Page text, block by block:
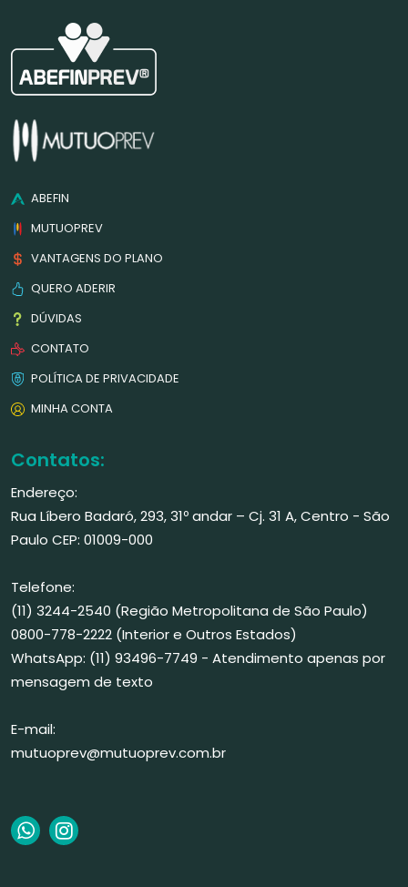
ABEFIN
MUTUOPREV
VANTAGENS DO PLANO
QUERO ADERIR
DÚVIDAS
CONTATO
POLÍTICA DE PRIVACIDADE
MINHA CONTA
Contatos:
Endereço:
Rua Líbero Badaró, 293, 31º andar – Cj. 31 A, Centro - São
Paulo CEP: 01009-000
Telefone:
(11) 3244-2540 (Região Metropolitana de São Paulo)
0800-778-2222 (Interior e Outros Estados)
WhatsApp: (11) 93496-7749 - Atendimento apenas por
mensagem de texto
E-mail:
mutuoprev@mutuoprev.com.br